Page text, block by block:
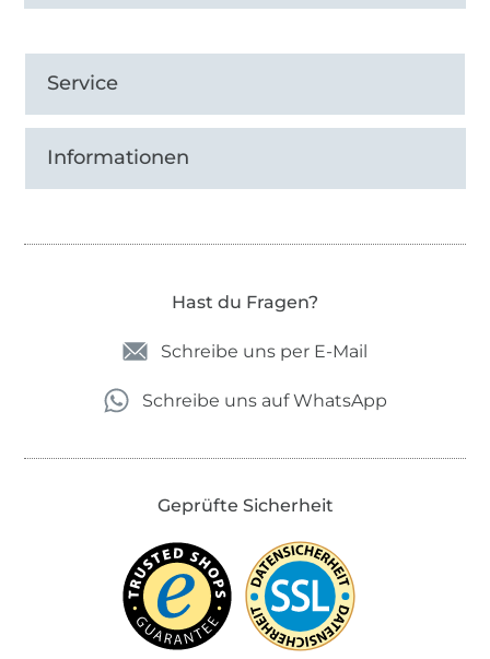
Service
Informationen
Hast du Fragen?
Schreibe uns per E-Mail
Schreibe uns auf WhatsApp
Geprüfte Sicherheit